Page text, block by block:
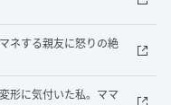
、原因がわかったこ
一方で、これからど
ネする親友に怒りの絶
形に気付いた私。ママ